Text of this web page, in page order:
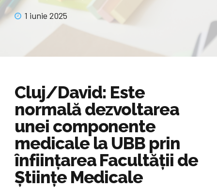
1 iunie 2025
Cluj/David: Este
normală dezvoltarea
unei componente
medicale la UBB prin
înființarea Facultății de
Științe Medicale